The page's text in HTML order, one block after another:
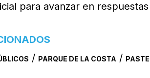
para avanzar en
/ PARQUE DE LA COSTA /